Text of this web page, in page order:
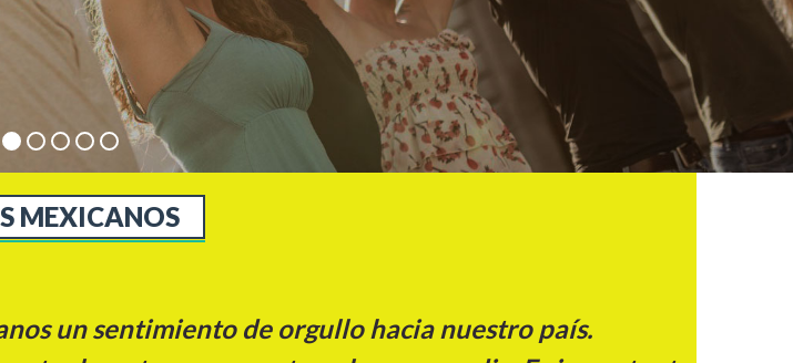
MEXICANOS
un sentimiento de orgullo hacia nuestro país.